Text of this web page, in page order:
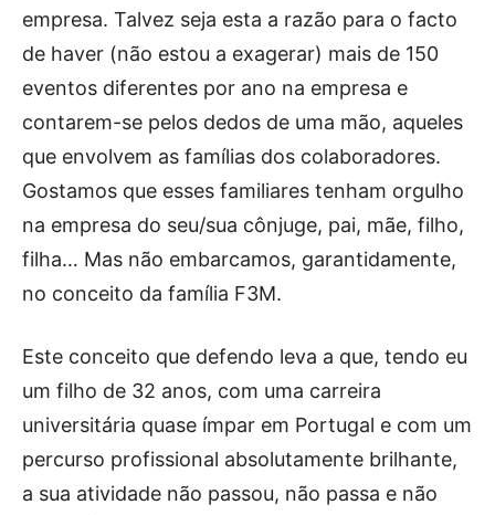
empresa. Talvez seja esta a razão para o facto
de haver (não estou a exagerar) mais de 150
eventos diferentes por ano na empresa e
contarem-se pelos dedos de uma mão, aqueles
que envolvem as famílias dos colaboradores.
Gostamos que esses familiares tenham orgulho
na empresa do seu/sua cônjuge, pai, mãe, filho,
filha… Mas não embarcamos, garantidamente,
no conceito da família F3M.
Este conceito que defendo leva a que, tendo eu
um filho de 32 anos, com uma carreira
universitária quase ímpar em Portugal e com um
percurso profissional absolutamente brilhante,
a sua atividade não passou, não passa e não